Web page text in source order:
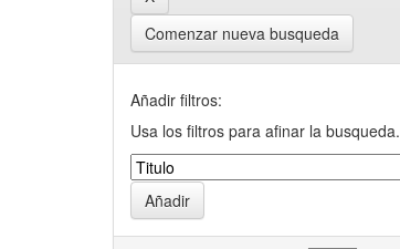
Comenzar nueva busqueda
Añadir filtros:
Usa los filtros para afinar la busqueda.